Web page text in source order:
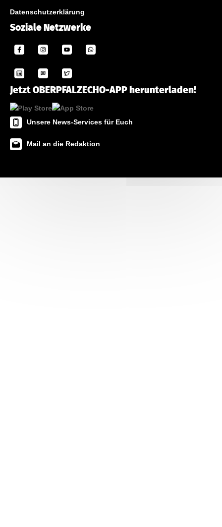
Datenschutzerklärung
Soziale Netzwerke
Jetzt OBERPFALZECHO-APP herunterladen!
Unsere News-Services für Euch
Mail an die Redaktion